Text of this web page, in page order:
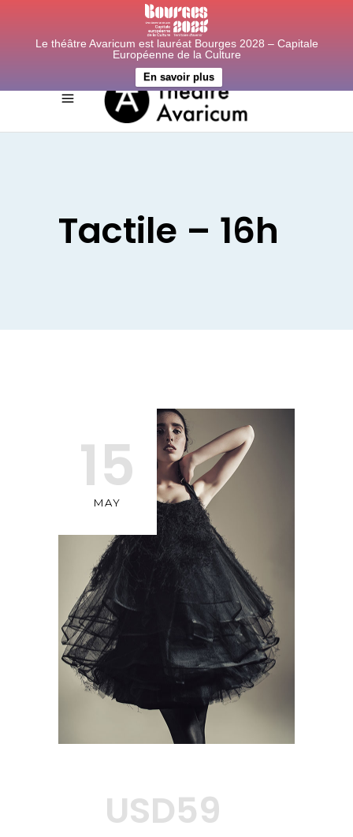
Le théâtre Avaricum est lauréat Bourges 2028 – Capitale
Européenne de la Culture
En savoir plus
Tactile – 16h
15
MAY
USD59